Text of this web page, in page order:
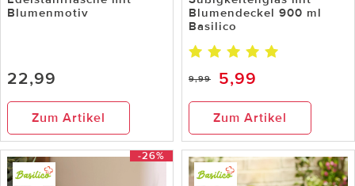
Blumenmotiv
22,99
Zum Artikel
Blumendeckel 900 ml
Basilico
9,99 5,99
Zum Artikel
-26%